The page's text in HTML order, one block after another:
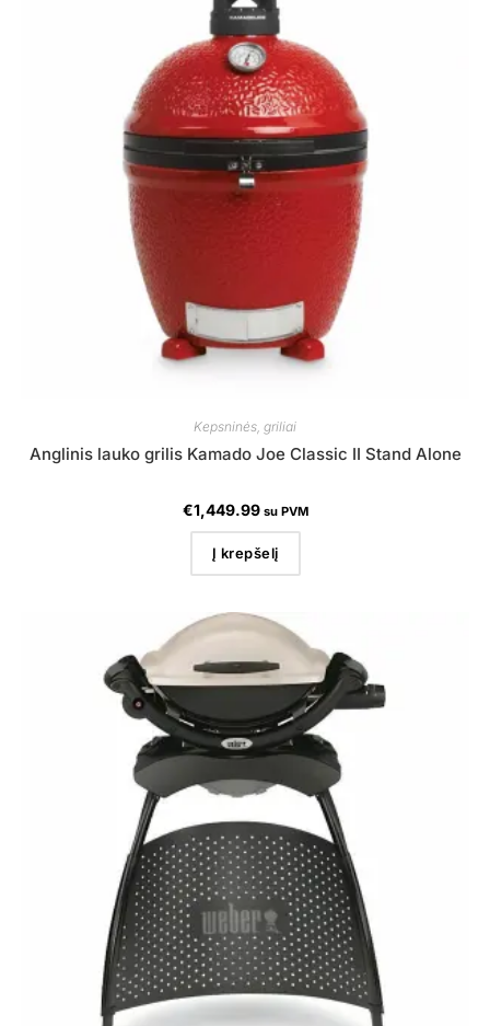
Kepsninės, griliai
Anglinis lauko grilis Kamado Joe Classic II Stand Alone
€1,449.99 su PVM
Į krepšelį